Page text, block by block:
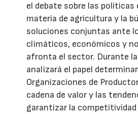
el debate sobre las políticas
materia de agricultura y la
soluciones conjuntas ante
climáticos, económicos y
afronta el sector. Durante
analizará el papel
Organizaciones de
cadena de valor y las
garantizar la